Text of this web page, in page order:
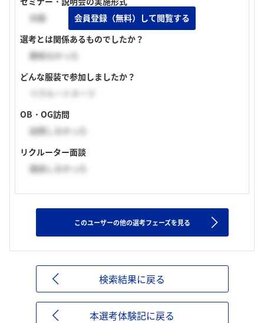
対面
選考とは関係あるものでしたか？
関係なかった
どんな服装で参加しましたか？
リクルートスーツ
OB・OG訪問
訪問しなかった
リクルーター面談
面談しなかった
会員登録（無料）して閲覧する
このユーザーの他の選考フェーズを見る
検索結果に戻る
本選考体験記に戻る